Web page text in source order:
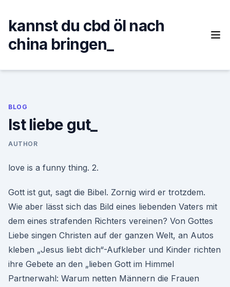
content
kannst du cbd öl nach
china bringen_
BLOG
Ist liebe gut_
AUTHOR
love is a funny thing. 2.
Gott ist gut, sagt die Bibel. Zornig wird er trotzdem.
Wie aber lässt sich das Bild eines liebenden Vaters mit
dem eines strafenden Richters vereinen? Von Gottes
Liebe singen Christen auf der ganzen Welt, an Autos
kleben „Jesus liebt dich“-Aufkleber und Kinder richten
ihre Gebete an den „lieben Gott im Himmel
Partnerwahl: Warum netten Männern die Frauen